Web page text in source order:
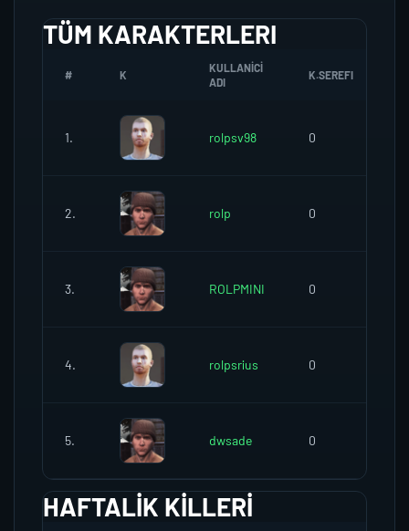
TÜM KARAKTERLERI
# K
KULLANICI
ADI
K.SEREFI
1. rolpsv98 0
2. rolp 0
3. ROLPMINI 0
4. rolpsrius 0
5. dwsade 0
HAFTALIK KILLERI